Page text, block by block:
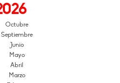
Octubre
Septiembre
Junio
Mayo
Abril
Marzo